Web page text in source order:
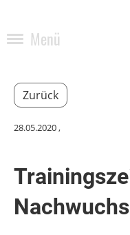
Menü
Zurück
28.05.2020,